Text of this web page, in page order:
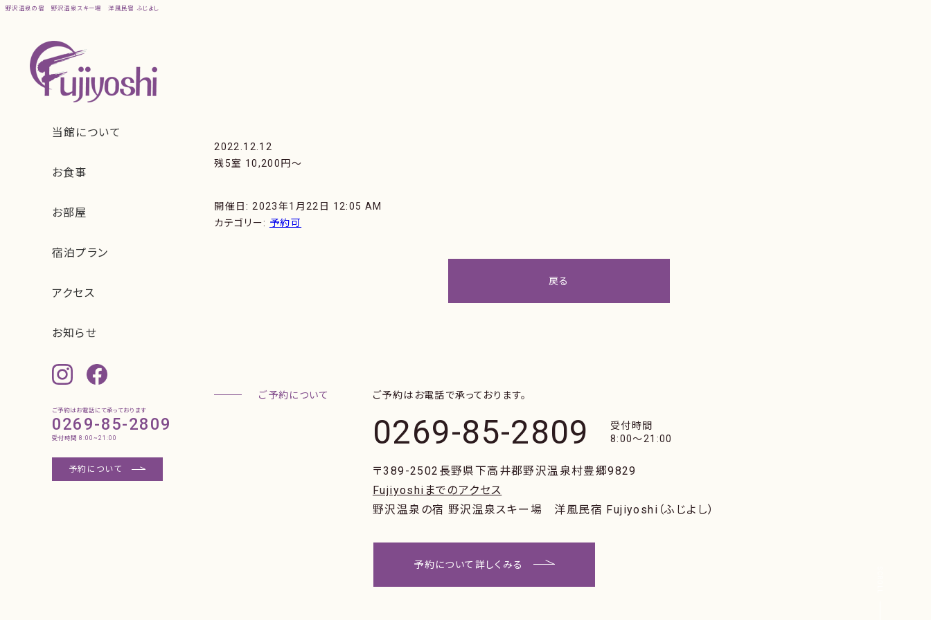
野沢温泉の宿 野沢温泉スキー場 洋風民宿 ふじよし
ご予約はお電話にて承っております
0269-85-2809
受付時間 8:00~21:00
予約について
2022.12.12
残5室 10,200円〜
開催日: 2023年1月22日 12:05 AM
カテゴリー: 予約可
戻る
ご予約はお電話で承っております。
0269-85-2809
受付時間
8:00〜21:00
〒389-2502 長野県下高井郡野沢温泉村豊郷9829
Fujiyoshiまでのアクセス
野沢温泉の宿 野沢温泉スキー場 洋風民宿 Fujiyoshi（ふじよし）
予約について詳しくみる